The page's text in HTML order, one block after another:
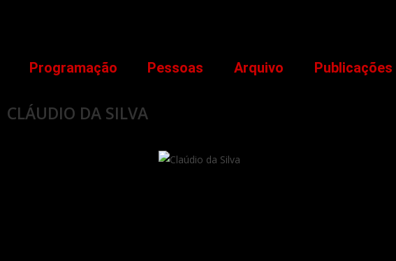
Programação Pessoas Arquivo Publicações
CLÁUDIO DA SILVA